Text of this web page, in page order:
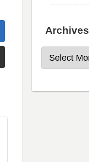
Archives